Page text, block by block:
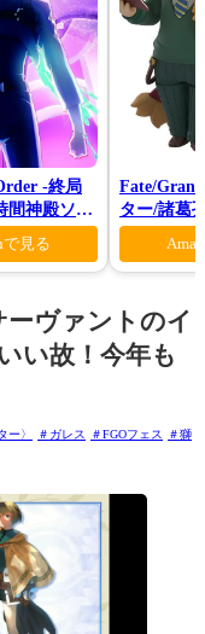
-終局
間神殿ソロ
限定版)
で見る
Fate/
ター/諸葛
ーヴァントのイ
い故！今年も
ー〉 ガレス FGOフェス
獅